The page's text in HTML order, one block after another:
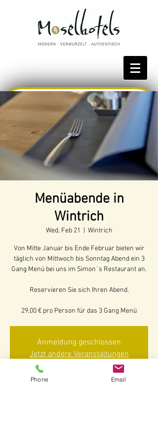
Bestpreis reservieren
Menüabende in
Wintrich
Wed, Feb 21 Wintrich
Von Mitte Januar bis Ende Februar bieten wir
täglich von Mittwoch bis Sonntag Abend ein 3
Gang Menü bei uns im Simon`s Restaurant an.
Reservieren Sie sich Ihren Abend.
29,00 € pro Person für das 3 Gang Menü
Anmeldung geschlossen
Jetzt andere Veranstaltungen
Phone Email